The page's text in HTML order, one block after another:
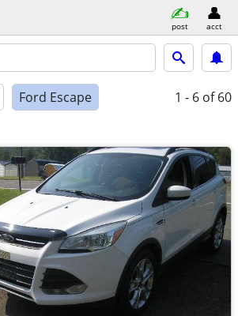
post acct
Ford Escape 1 - 6 of 60